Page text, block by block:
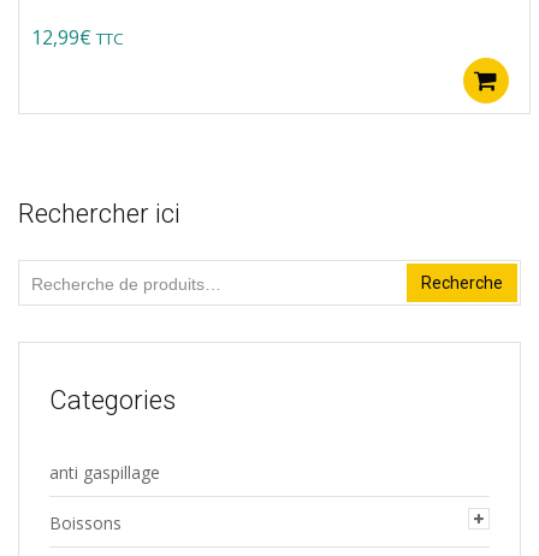
12,99€ TTC
Rechercher ici
Recherche
pour :
Recherche
Categories
anti gaspillage
Boissons